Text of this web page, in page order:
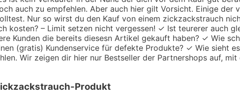
auch zu empfehlen. Aber auch hier gilt Vorsicht. Einige
Nur so wirst du den Kauf von einem zickzackstrauch
kosten? – Limit setzen nicht vergessen! ✓ Ist teurerer auch
Kunden die bereits diesesn Artikel gekauft haben? ✓ Wie
(gratis) Kundenservice für defekte Produkte? ✓ Wie sieht
Wir zeigen dir hier nur Bestseller der Partnershops auf,
-Produkt